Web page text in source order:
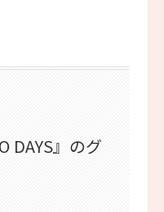
DAYS』のグ